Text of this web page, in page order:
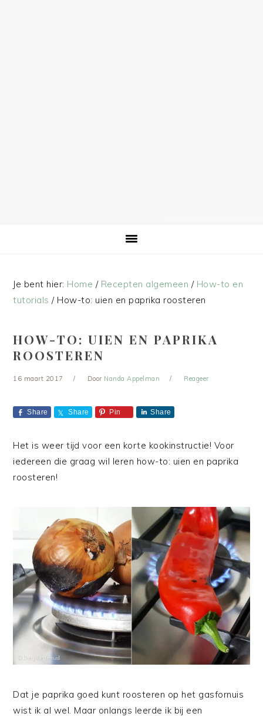
Je bent hier: Home / Recepten algemeen / How-to en
tutorials /How-to: uien en paprika roosteren
HOW-TO: UIEN EN PAPRIKA
ROOSTEREN
16 maart 2017 Door Nanda Appelman Reageer
Share Share Pin Share
Het is weer tijd voor een korte kookinstructie! Voor
iedereen die graag wil leren how-to: uien en paprika
roosteren!
Dat je paprika goed kunt roosteren op het gasfornuis
wist ik al wel. Maar onlangs leerde ik bij een